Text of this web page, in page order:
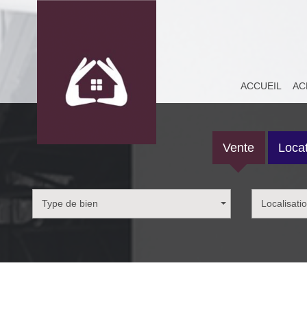
ACCUEIL
Vente
Type de bien